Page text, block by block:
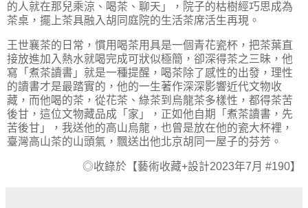
的人就在那兒乘涼、喝茶、聊天」，院子的枯樹經巧思成為
茶桌，擺上茶具融入胡同庭院的生活茶席活生再現。
王世襄茶的日常，慣用喝茶用具是一個青花瓷杯，把茶葉直
接放進加入熱水就喝完成可狀似極簡，卻深得茶之三昧，他
寫「煮茶讀書」就是一種提醒，喝茶除了感性的出發，理性
的讀書才是最踏實的，他的一生著作深深影響近代文物收
藏，而他喝的茶，從花茶、綠茶到烏龍茶多樣性，都得茶苦
後甘，這位文物藏品成「家」，正如他自期「煮茶讀書，先
苦後甘」，我送他的高山烏龍，也曾是放在他的瓷大杯裡，
臺灣高山茶的山頭氣，飄送出他北京胡同一屋子的芬芳。
◎收錄於【藝術收藏+設計2023年7月 #190】